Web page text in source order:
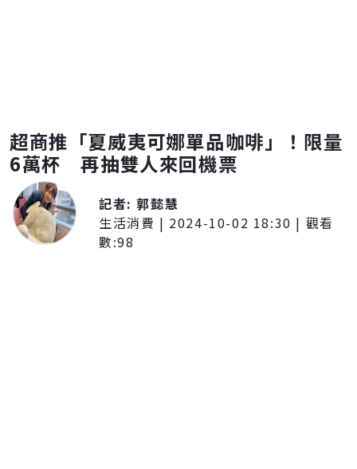
超商推「夏威夷可娜單品咖啡」！限量
6萬杯 再抽雙人來回機票
記者:郭懿慧
生活消費 | 2024-10-02 18:30 | 觀看
數:98